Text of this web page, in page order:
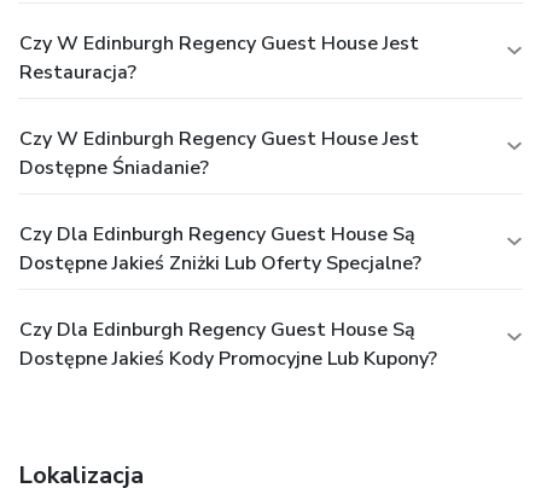
Czy W Edinburgh Regency Guest House Jest
Restauracja?
Czy W Edinburgh Regency Guest House Jest
Dostępne Śniadanie?
Czy Dla Edinburgh Regency Guest House Są
Dostępne Jakieś Zniżki Lub Oferty Specjalne?
Czy Dla Edinburgh Regency Guest House Są
Dostępne Jakieś Kody Promocyjne Lub Kupony?
Lokalizacja